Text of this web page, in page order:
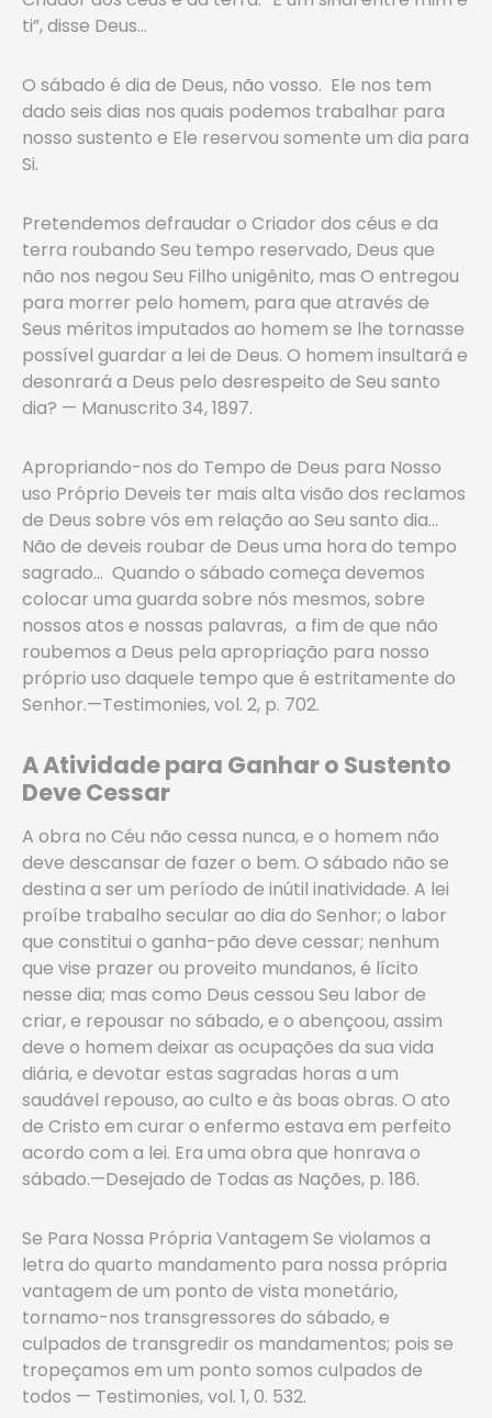
ti”, disse Deus…
O sábado é dia de Deus, não vosso. Ele nos tem
dado seis dias nos quais podemos trabalhar para
nosso sustento e Ele reservou somente um dia para
Si.
Pretendemos defraudar o Criador dos céus e da
terra roubando Seu tempo reservado, Deus que
não nos negou Seu Filho unigênito, mas O entregou
para morrer pelo homem, para que através de
Seus méritos imputados ao homem se lhe tornasse
possível guardar a lei de Deus. O homem insultará e
desonrará a Deus pelo desrespeito de Seu santo
dia? — Manuscrito 34, 1897.
Apropriando-nos do Tempo de Deus para Nosso
uso Próprio Deveis ter mais alta visão dos reclamos
de Deus sobre vós em relação ao Seu santo dia…
Não de deveis roubar de Deus uma hora do tempo
sagrado… Quando o sábado começa devemos
colocar uma guarda sobre nós mesmos, sobre
nossos atos e nossas palavras, a fim de que não
roubemos a Deus pela apropriação para nosso
próprio uso daquele tempo que é estritamente do
Senhor.—Testimonies, vol. 2, p. 702.
A Atividade para Ganhar o Sustento
Deve Cessar
A obra no Céu não cessa nunca, e o homem não
deve descansar de fazer o bem. O sábado não se
destina a ser um período de inútil inatividade. A lei
proíbe trabalho secular ao dia do Senhor; o labor
que constitui o ganha-pão deve cessar; nenhum
que vise prazer ou proveito mundanos, é lícito
nesse dia; mas como Deus cessou Seu labor de
criar, e repousar no sábado, e o abençoou, assim
deve o homem deixar as ocupações da sua vida
diária, e devotar estas sagradas horas a um
saudável repouso, ao culto e às boas obras. O ato
de Cristo em curar o enfermo estava em perfeito
acordo com a lei. Era uma obra que honrava o
sábado.—Desejado de Todas as Nações, p. 186.
Se Para Nossa Própria Vantagem Se violamos a
letra do quarto mandamento para nossa própria
vantagem de um ponto de vista monetário,
tornamo-nos transgressores do sábado, e
culpados de transgredir os mandamentos; pois se
tropeçamos em um ponto somos culpados de
todos — Testimonies, vol. 1, 0. 532.